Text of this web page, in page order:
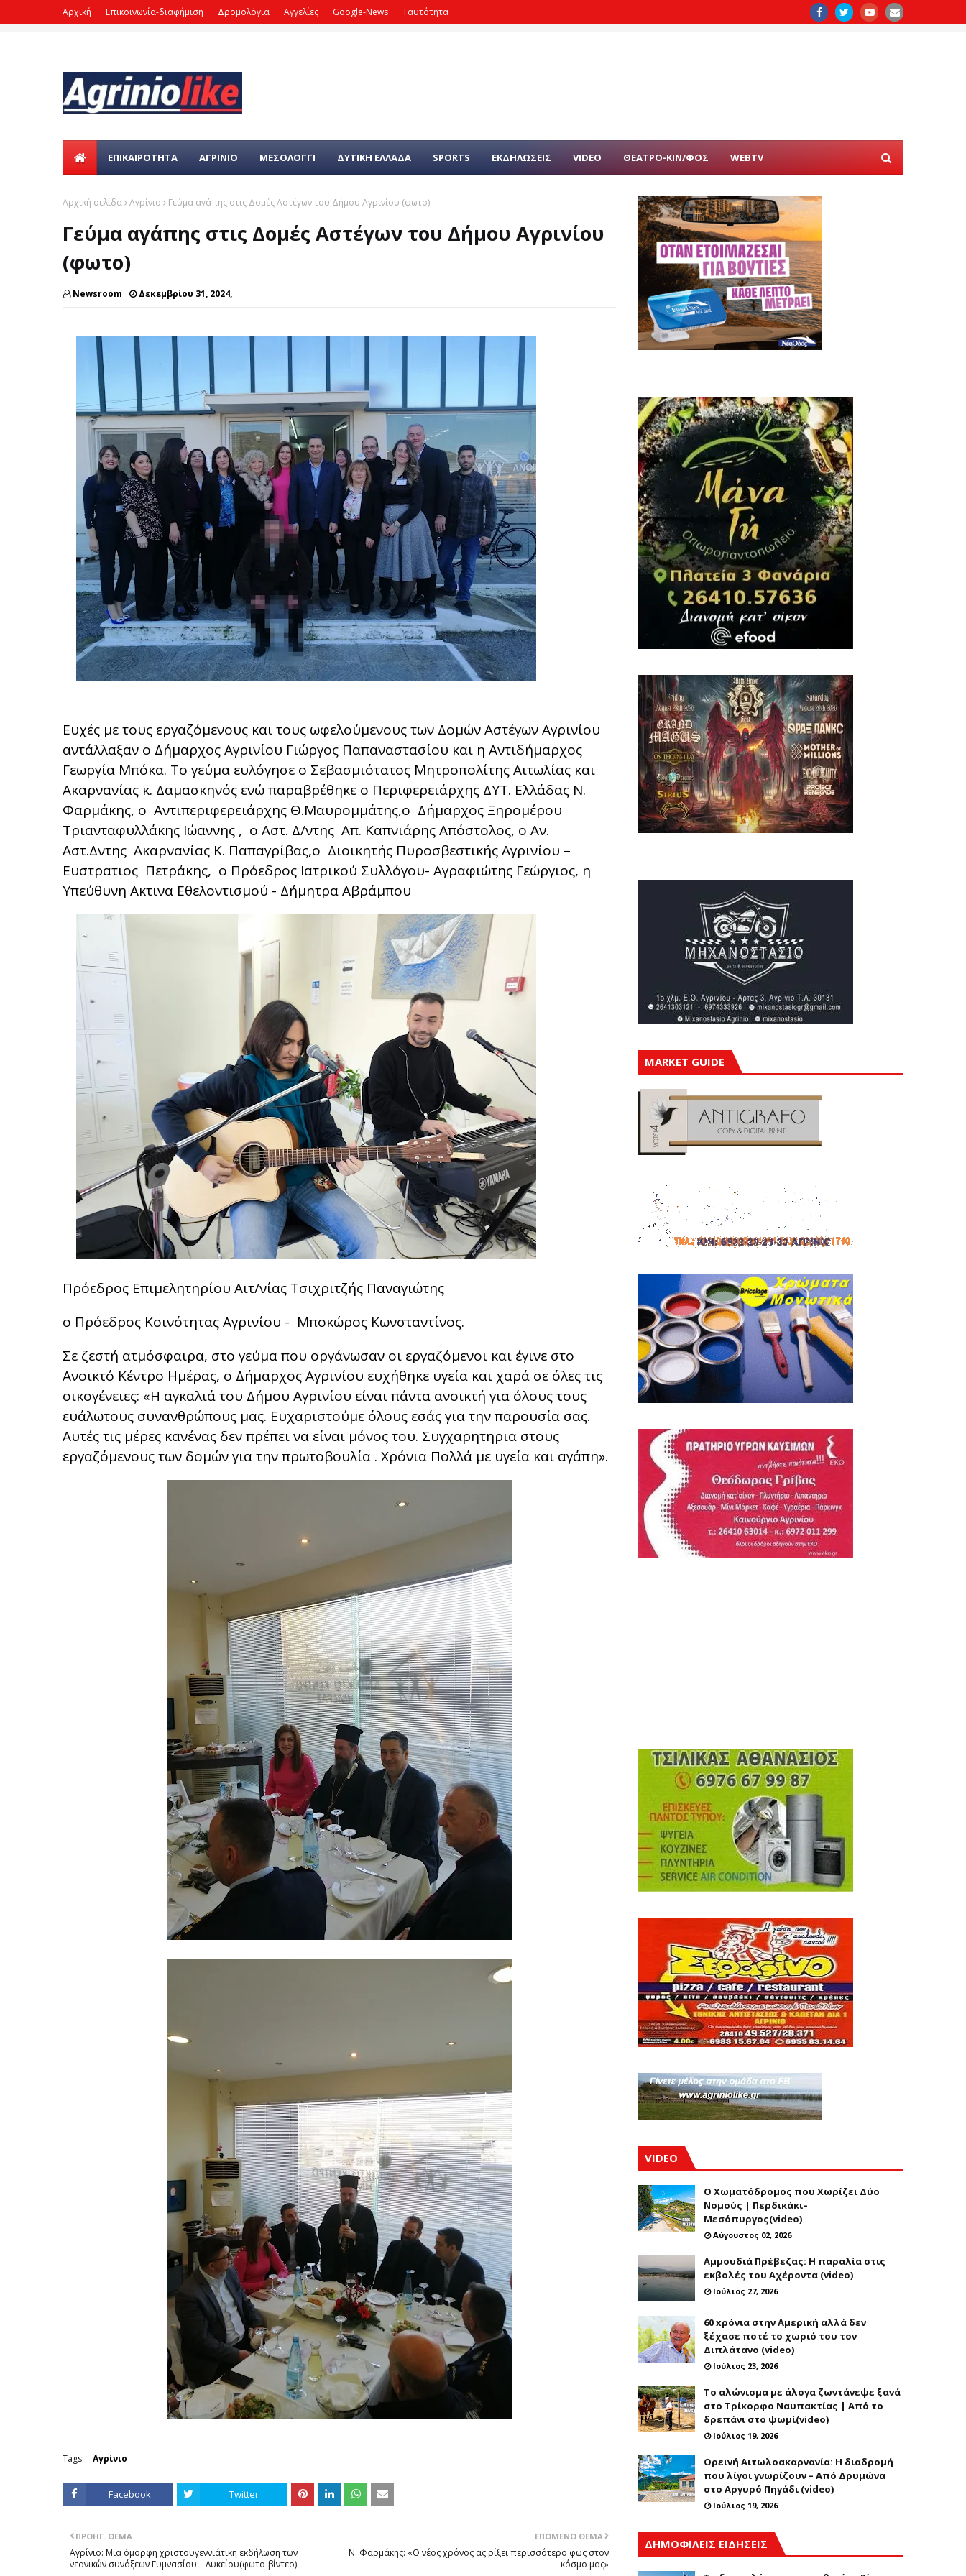
Αρχική Επικοινωνία-διαφήμιση Δρομολόγια Αγγελίες Google-News Ταυτότητα
ΕΠΙΚΑΙΡΌΤΗΤΑ ΑΓΡΙΝΙΟ ΜΕΣΟΛΟΓΓΙ ΔΥΤΙΚΗ ΕΛΛΑΔΑ SPORTS ΕΚΔΗΛΩΣΕΙΣ VIDEO ΘΕΑΤΡΟ-ΚΙΝ/ΦΟΣ WEBTV
Αρχική σελίδα Αγρίνιο Γεύμα αγάπης στις Δομές Αστέγων του Δήμου Αγρινίου (φωτο)
Γεύμα αγάπης στις Δομές Αστέγων του Δήμου Αγρινίου
(φωτο)
Newsroom Δεκεμβρίου 31, 2024,
Ευχές με τους εργαζόμενους και τους ωφελούμενους των Δομών Αστέγων Αγρινίου
αντάλλαξαν ο Δήμαρχος Αγρινίου Γιώργος Παπαναστασίου και η Αντιδήμαρχος
Γεωργία Μπόκα. Το γεύμα ευλόγησε ο Σεβασμιότατος Μητροπολίτης Αιτωλίας και
Ακαρνανίας κ. Δαμασκηνός ενώ παραβρέθηκε ο Περιφερειάρχης ΔΥΤ. Ελλάδας Ν.
Φαρμάκης, ο Αντιπεριφερειάρχης Θ.Μαυρομμάτης,ο Δήμαρχος Ξηρομέρου
Τριανταφυλλάκης Ιώαννης , ο Αστ. Δ/ντης Απ. Καπνιάρης Απόστολος, ο Αν.
Αστ.Δντης Ακαρνανίας Κ. Παπαγρίβας,ο Διοικητής Πυροσβεστικής Αγρινίου –
Ευστρατιος Πετράκης, ο Πρόεδρος Ιατρικού Συλλόγου- Αγραφιώτης Γεώργιος, η
Υπεύθυνη Ακτινα Εθελοντισμού - Δήμητρα Αβράμπου
Πρόεδρος Επιμελητηρίου Αιτ/νίας Τσιχριτζής Παναγιώτης
ο Πρόεδρος Κοινότητας Αγρινίου - Μποκώρος Κωνσταντίνος.
Σε ζεστή ατμόσφαιρα, στο γεύμα που οργάνωσαν οι εργαζόμενοι και έγινε στο
Ανοικτό Κέντρο Ημέρας, ο Δήμαρχος Αγρινίου ευχήθηκε υγεία και χαρά σε όλες τις
οικογένειες: «Η αγκαλιά του Δήμου Αγρινίου είναι πάντα ανοικτή για όλους τους
ευάλωτους συνανθρώπους μας. Ευχαριστούμε όλους εσάς για την παρουσία σας.
Αυτές τις μέρες κανένας δεν πρέπει να είναι μόνος του. Συγχαρητηρια στους
εργαζόμενους των δομών για την πρωτοβουλία . Χρόνια Πολλά με υγεία και αγάπη».
Tags: Αγρίνιο
Facebook Twitter
ΕΠΌΜΕΝΟ ΘΈΜΑ
Ν. Φαρμάκης: «Ο νέος χρόνος ας ρίξει περισσότερο φως στον
κόσμο μας»
ΠΡΟΗΓ. ΘΈΜΑ
Αγρίνιο: Μια όμορφη χριστουγεννιάτικη εκδήλωση των
νεανικών συνάξεων Γυμνασίου – Λυκείου(φωτο-βίντεο)
MARKET GUIDE
VIDEO
Ο Χωματόδρομος που Χωρίζει Δύο
Νομούς | Περδικάκι–
Μεσόπυργος(video)
Αύγουστος 02, 2026
Αμμουδιά Πρέβεζας: Η παραλία στις
εκβολές του Αχέροντα (video)
Ιούλιος 27, 2026
60 xρόνια στην Αμερική αλλά δεν
ξέχασε ποτέ το χωριό του τον
Διπλάτανο (video)
Ιούλιος 23, 2026
Το αλώνισμα με άλογα ζωντάνεψε ξανά
στο Τρίκορφο Ναυπακτίας | Από το
δρεπάνι στο ψωμί(video)
Ιούλιος 19, 2026
Ορεινή Αιτωλοακαρνανία: Η διαδρομή
που λίγοι γνωρίζουν – Από Δρυμώνα
στο Αργυρό Πηγάδι (video)
Ιούλιος 19, 2026
ΔΗΜΟΦΙΛΕΙΣ ΕΙΔΗΣΕΙΣ